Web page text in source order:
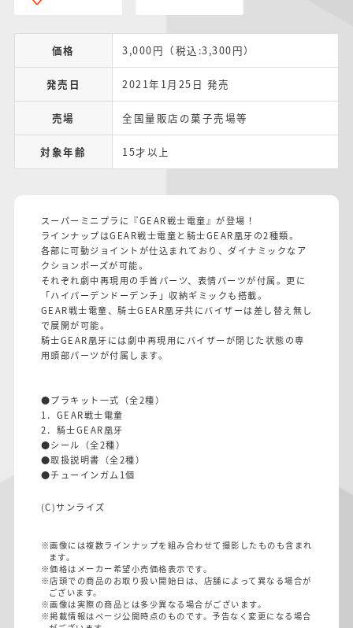
価格 3,000円（税込:3,300円）
発売日 2021年1月25日 発売
売場 全国量販店の菓子売場等
対象年齢 15才以上
スーパーミニプラに『GEAR戦士電童』が登場！
ラインナップはGEAR戦士電童と騎士GEAR凰牙の2種類。
各部に可動ジョイントが仕込まれており、ダイナミックなア
クションポーズが可能。
それぞれ劇中再現用の手首パーツ、表情パーツが付属。更に
「ハイパーデンドーデンチ」収納ギミックも搭載。
GEAR戦士電童、騎士GEAR凰牙共にバイザーは差し替え無し
で展開が可能。
騎士GEAR凰牙には劇中再現用にバイザーが閉じた状態の専
用頭部パーツが付属します。
●プラキット一式（全2種）
1．GEAR戦士電童
2．騎士GEAR凰牙
●シール（全2種）
●取扱説明書（全2種）
●チューインガム1個
(C)サンライズ
※画像には複数ラインナップを組み合わせて撮影したものも含まれ
ます。
※価格はメーカー希望小売価格表示です。
※店頭での商品のお取り扱い開始日は、店舗によって異なる場合が
ございます。
※画像は実際の商品とは多少異なる場合がございます。
※掲載情報はページ公開時点のものです。予告なく変更になる場合